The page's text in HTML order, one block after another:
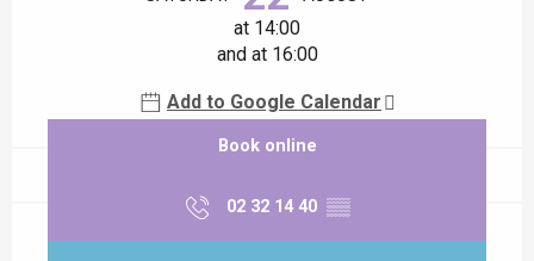
at 14:00
and at 16:00
Add to Google Calendar
Book online
02 32 14 40 ▒▒